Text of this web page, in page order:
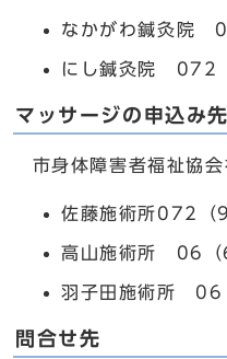
なかがわ鍼灸院
にし鍼灸院 072
マッサージの申込み
市身体障害者福祉協会
佐藤施術所072
高山施術所 06
羽子田施術所
問合せ先